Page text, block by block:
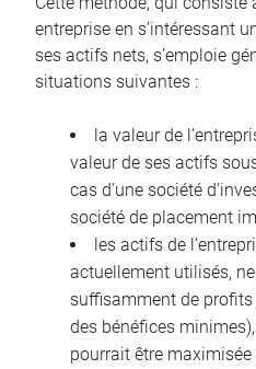
entreprise en s’intéressant
ses actifs nets, s’emploie
situations suivantes :
la valeur de
valeur de ses actifs
cas d’une société
société de placement
les actifs de
actuellement utilisés,
suffisamment de profits
des bénéfices
pourrait être